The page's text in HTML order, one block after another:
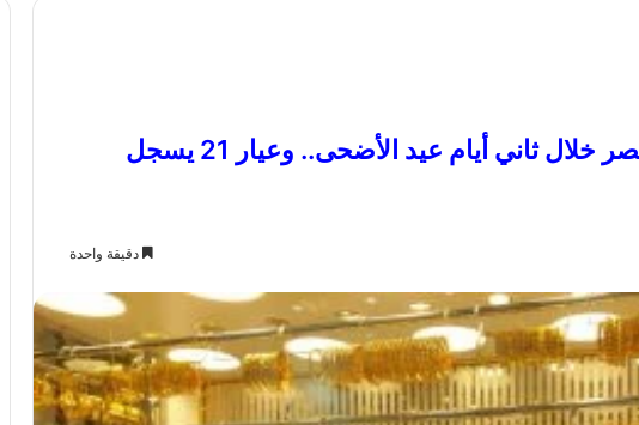
استقرار أسعار الذهب في مصر خلال ثاني أيام عيد الأضحى.. وعيار 21 يسجل
دقيقة واحدة